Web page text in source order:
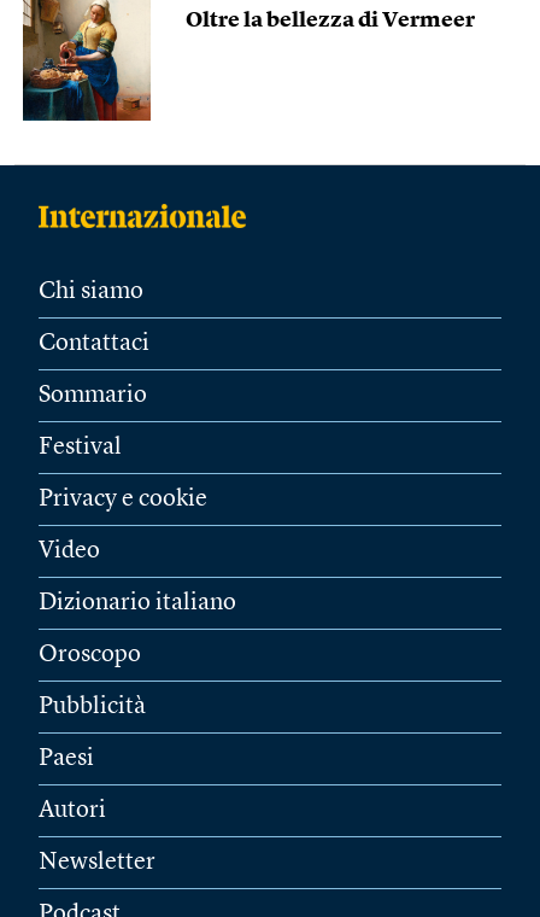
Oltre la bellezza di Vermeer
Chi siamo
Contattaci
Sommario
Festival
Privacy e cookie
Video
Dizionario italiano
Oroscopo
Pubblicità
Paesi
Autori
Newsletter